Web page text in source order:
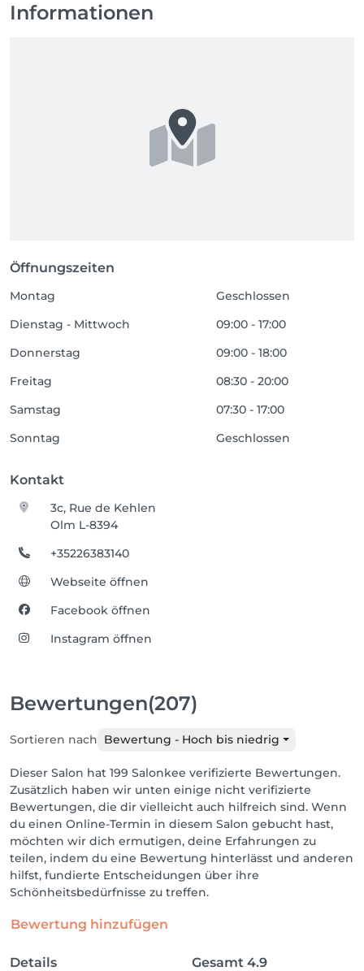
Informationen
Öffnungszeiten
Montag
Geschlossen
Dienstag - Mittwoch
09:00 - 17:00
Donnerstag
09:00 - 18:00
Freitag
08:30 - 20:00
Samstag
07:30 - 17:00
Sonntag
Geschlossen
Kontakt
3c, Rue de Kehlen
Olm L-8394
+35226383140
Webseite öffnen
Facebook öffnen
Instagram öffnen
Bewertungen(207)
Sortieren nach Bewertung - Hoch bis niedrig
Dieser Salon hat 199 Salonkee verifizierte Bewertungen.
Zusätzlich haben wir unten einige nicht verifizierte
Bewertungen, die dir vielleicht auch hilfreich sind. Wenn
du einen Online-Termin in diesem Salon gebucht hast,
möchten wir dich ermutigen, deine Erfahrungen zu
teilen, indem du eine Bewertung hinterlässt und anderen
hilfst, fundierte Entscheidungen über ihre
Schönheitsbedürfnisse zu treffen.
Bewertung hinzufügen
Details Gesamt 4.9